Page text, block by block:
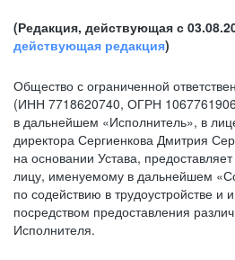
(Редакция, действующая с
действующая редакция)
Общество с ограниченной
(ИНН 7718620740, ОГРН
в дальнейшем «Исполнитель», в
директора Сергиенкова Дмитрия
на основании Устава,
лицу, именуемому в дальнейшем
по содействию в трудоустройстве и
посредством предоставления
Исполнителя.